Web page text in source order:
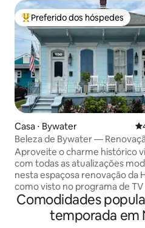
Entre os melhores preferidos
Preferido dos hóspedes
Casa ⋅ Bywater
Beleza de Bywater —
histórica em destaque na
Aproveite o charme histórico
com todas as atualizações
nesta espaçosa renovação da
como visto no programa de
Orleans Reno. A Beleza de
Rua Louisa possui uma
grande e relaxante,
Comodidades
temporada em